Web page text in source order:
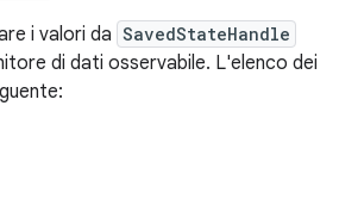
i valori da SavedStateHandle
di dati osservabile. L'elenco dei